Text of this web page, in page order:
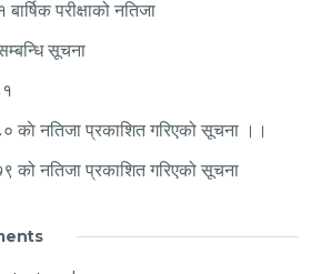
परीक्षाको नतिजा
सूचना
काे नतिजा प्रकाशित गरिएको सूचना ।।
को नतिजा प्रकाशित गरिएको सूचना